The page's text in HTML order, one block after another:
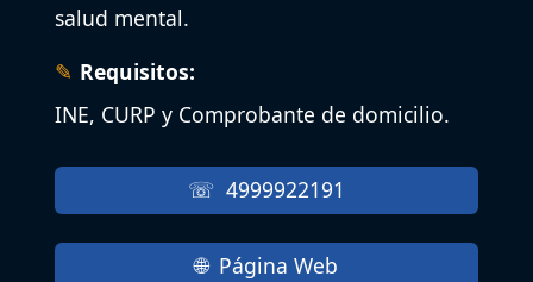
salud mental.
Requisitos:
INE, CURP y Comprobante de domicilio.
4999922191
Página Web